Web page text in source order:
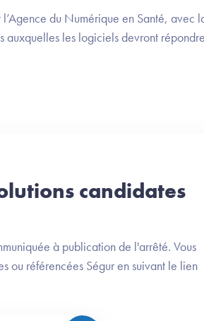
du Numérique en Santé, avec
les logiciels devront
candidates
à publication de l'arrêté. Vous
ou référencées Ségur en suivant le lien